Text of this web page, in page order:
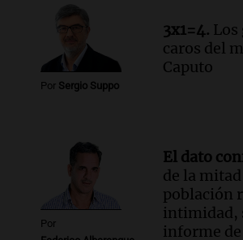
proteínas
Una mañana para todos
Episodios
Audio.Investigan un
la cooperativa Talamochita
Episodios
Por Sergio Suppo
3x1=4. Los
caros del
Caputo
Por
El dato
de la
población
intimidad,
informe de